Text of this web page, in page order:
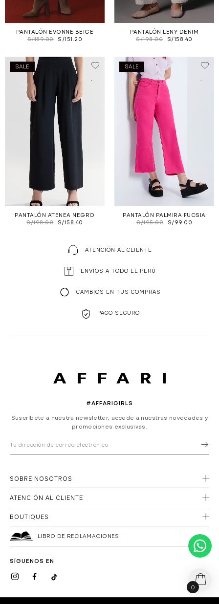
PANTALÓN EVONNE BEIGE
S/189.00 S/151.20
PANTALÓN LENY DENIM
S/198.00 S/158.40
.
SALE
PANTALÓN ATENEA NEGRO
S/198.00 S/158.40
.
SALE
PANTALÓN PALMIRA FUCSIA
S/195.00 S/99.00
ATENCIÓN AL CLIENTE
ENVÍOS A TODO EL PERÚ
CAMBIOS EN TUS COMPRAS
PAGO SEGURO
#AFFARIGIRLS
Suscríbete a nuestra newsletter, accede a nuestras novedades y
promociones exclusivas.
SOBRE NOSOTROS
ATENCIÓN AL CLIENTE
BOUTIQUES
LIBRO DE RECLAMACIONES
SÍGUENOS EN
0